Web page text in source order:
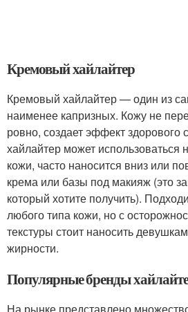
Кремовый хайлайтер
Кремовый хайлайтер — один из
наименее капризных. Кожу не
ровно, создает эффект
хайлайтер может использоваться
кожи, часто наносится вниз или
крема или базы под макияж (это
который хотите получить).
любого типа кожи, но с
текстуры стоит наносить
жирности.
Популярные бренды